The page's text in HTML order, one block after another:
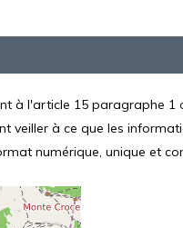
à l'article 15 paragraphe 1
veiller à ce que les
numérique, unique et